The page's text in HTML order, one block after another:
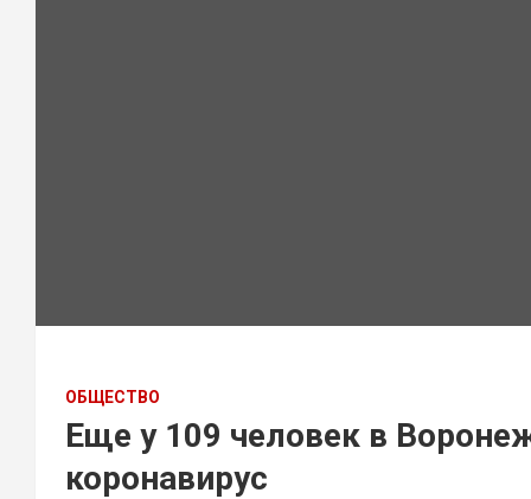
ОБЩЕСТВО
Еще у 109 человек в
коронавирус